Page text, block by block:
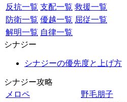
反抗一覧 支配一覧 救援一覧
防衛一覧 優越一覧 屈従一覧
解明一覧 自律一覧
シナジー
シナジーの優先度と上げ方
シナジー攻略
メロペ
野毛朋子